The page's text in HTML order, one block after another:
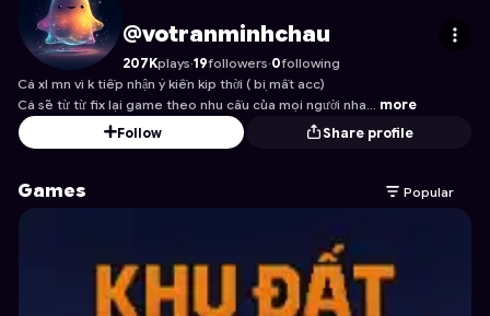
votranminhchau
@votranminhchau
207Kplays·19followers·0following
Cá xl mn vì k tiếp nhận ý kiến kịp thời ( bị mất acc)
Cá sẽ từ từ fix lại game theo nhu cầu của mọi người nha… more
Follow
Share profile
Games Popular